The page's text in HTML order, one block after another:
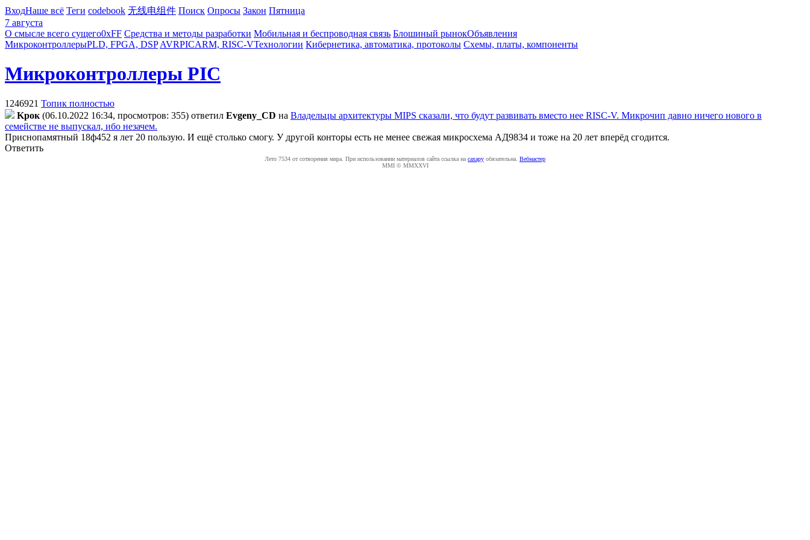
ВходНаше всё Теги codebook 无线电组件 Поиск Опросы Закон Пятница
7 августа
О смысле всего сущего0xFF Средства и методы разработки Мобильная и беспроводная связь Блошиный рынокОбъявления
МикроконтроллерыPLD, FPGA, DSP AVRPICARM, RISC-VТехнологии Кибернетика, автоматика, протоколы Схемы, платы, компоненты
Микроконтроллеры PIC
1246921 Топик полностью
Kpoк (06.10.2022 16:34, просмотров: 355) ответил Evgeny_CD на Владельцы архитектуры MIPS сказали, что будут развивать вместо нее RISC-V. Микрочип давно ничего нового в
семействе не выпускал, ибо незачем.
Приснопамятный 18ф452 я лет 20 пользую. И ещё столько смогу. У другой конторы есть не менее свежая микросхема АД9834 и тоже на 20 лет вперёд сгодится.
Ответить
Лето 7534 от сотворения мира. При использовании материалов сайта ссылка на caxapу обязательна. Вебмастер
MMI © MMXXVI